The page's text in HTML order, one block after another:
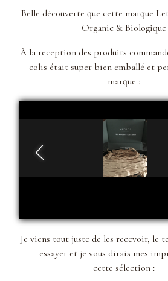
Belle découverte que cette marque
Organic & Biologique
À la reception des produits
colis était super bien emballé et
marque :
Je viens tout juste de les recevoir, le
essayer et je vous dirais mes
cettesélection :